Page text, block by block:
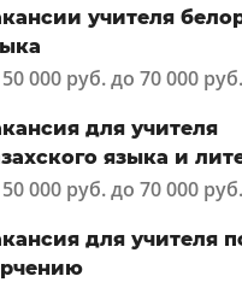
учителя
000 руб. до 70 000 руб.
для учителя
языка и
000 руб. до 70 000 руб.
для учителя